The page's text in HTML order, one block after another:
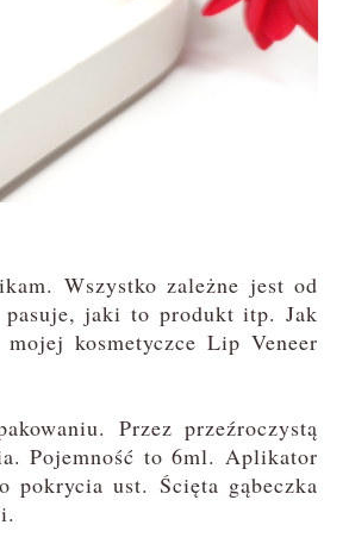
Wszystko zależne jest od
jaki to produkt itp. Jak
kosmetyczce Lip Veneer
Przez przeźroczystą
Pojemność to 6ml. Aplikator
pokrycia ust. Ścięta gąbeczka